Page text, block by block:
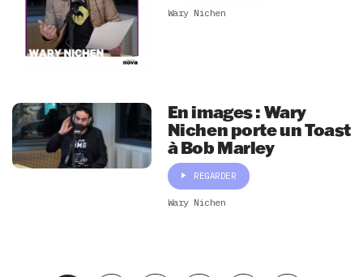
Wary Nichen
En images : Wary
Nichen porte un Toast
à Bob Marley
REGARDER
Wary Nichen